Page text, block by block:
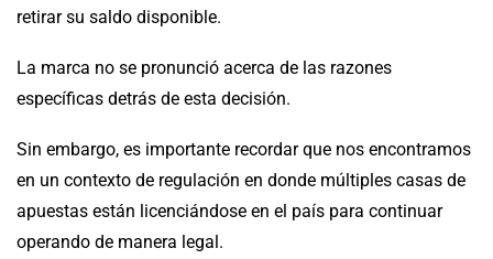
retirar su saldo disponible.
La marca no se pronunció acerca de las razones
específicas detrás de esta decisión.
Sin embargo, es importante recordar que nos encontramos
en un contexto de regulación en donde múltiples casas de
apuestas están licenciándose en el país para continuar
operando de manera legal.